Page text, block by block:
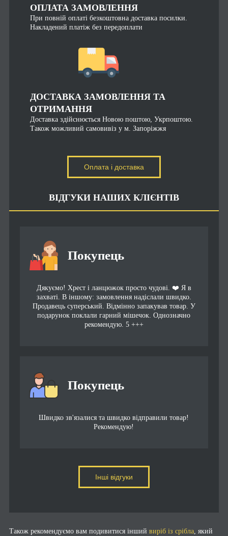
ОПЛАТА ЗАМОВЛЕННЯ
При повній оплаті безкоштовна доставка посилки.
Накладений платіж без передоплати
ДОСТАВКА ЗАМОВЛЕННЯ ТА
ОТРИМАННЯ
Доставка здійснюється Новою поштою, Укрпоштою.
Також можливий самовивіз у м. Запоріжжя
Оплата і доставка
ВІДГУКИ НАШИХ КЛІЄНТІВ
Покупець
Дякуємо! Хрест і ланцюжок просто чудові. ❤️ Я в
захваті. В іншому: замовлення надіслали швидко.
Продавець суперський. Відмінно запакував товар. У
подарунок поклали гарний мішечок. Однозначно
рекомендую. 5 +++
Покупець
Швидко зв'язалися та швидко відправили товар!
Рекомендую!
Інші відгуки
Також рекомендуємо вам подивитися інший виріб із срібла , який